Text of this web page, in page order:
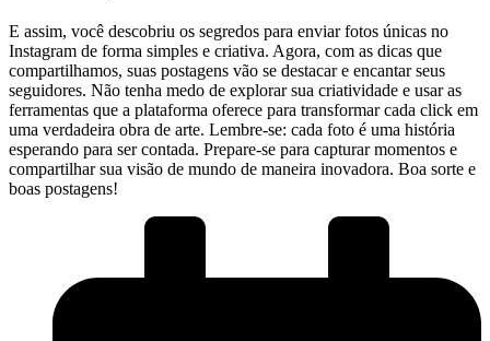
E assim, você descobriu os segredos ⁢para⁢ enviar fotos únicas no
Instagram de forma simples e criativa. Agora, ⁢com as dicas que
compartilhamos, suas postagens vão se destacar e encantar seus
seguidores. ⁤Não tenha ‍medo ‌de explorar sua criatividade e usar as
ferramentas ‌que a plataforma oferece para transformar cada click em
‍uma verdadeira obra de arte. ⁤Lembre-se: cada⁢ foto​ é uma história
esperando para ser contada.‌ Prepare-se para capturar momentos⁢ e
compartilhar sua visão de mundo de maneira inovadora. Boa sorte e
boas postagens!